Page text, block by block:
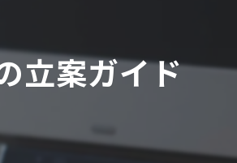
立案ガイド